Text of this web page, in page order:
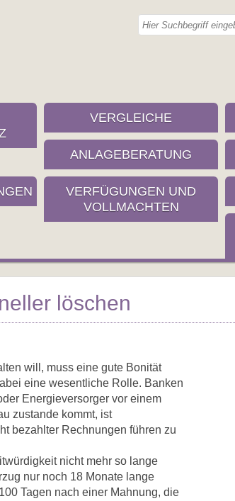
VERGLEICHE
ANLAGEBERATUNG
VERFÜGUNGEN UND
VOLLMACHTEN
löschen
will, muss eine gute Bonität
eine wesentliche Rolle. Banken
Energieversorger vor einem
zustande kommt, ist
bezahlter Rechnungen führen zu
nicht mehr so lange
nur noch 18 Monate lange
Tagen nach einer Mahnung, die